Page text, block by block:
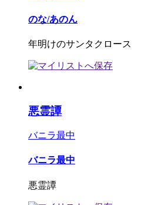
のな/あのん
年明けのサンタクロース
悪霊譚
バニラ最中
バニラ最中
悪霊譚